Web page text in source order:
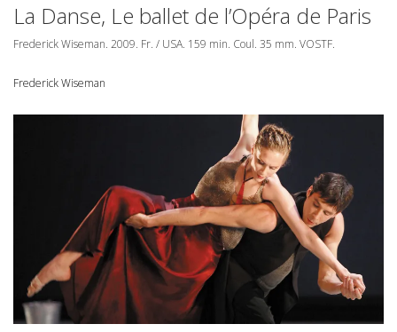
La Danse, Le ballet de l’Opéra de Paris
Frederick Wiseman. 2009. Fr. / USA. 159 min. Coul. 35 mm. VOSTF.
Frederick Wiseman